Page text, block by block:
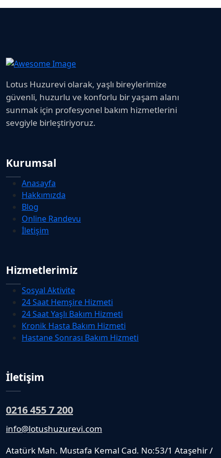
Lotus Huzurevi olarak, yaşlı bireylerimize
güvenli, huzurlu ve konforlu bir yaşam alanı
sunmak için profesyonel bakım hizmetlerini
sevgiyle birleştiriyoruz.
Kurumsal
Anasayfa
Hakkımızda
Blog
Online Randevu
İletişim
Hizmetlerimiz
Sosyal Aktivite
24 Saat Hemşire Hizmeti
24 Saat Yaşlı Bakım Hizmeti
Kronik Hasta Bakım Hizmeti
Hastane Sonrası Bakım Hizmeti
İletişim
0216 455 7 200
info@lotushuzurevi.com
Atatürk Mah. Mustafa Kemal Cad. No:53/1 Ataşehir /